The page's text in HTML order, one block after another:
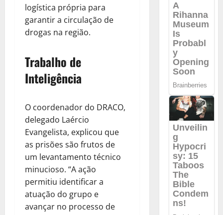
logística própria para
garantir a circulação de
drogas na região.
Trabalho de
Inteligência
O coordenador do DRACO,
delegado Laércio
Evangelista, explicou que
as prisões são frutos de
um levantamento técnico
minucioso. “A ação
permitiu identificar a
atuação do grupo e
avançar no processo de